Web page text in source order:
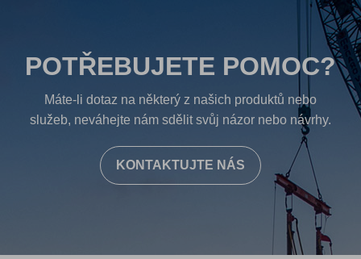
POTŘEBUJETE POMOC?
Máte-li dotaz na některý z našich produktů nebo
služeb, neváhejte nám sdělit svůj názor nebo návrhy.
KONTAKTUJTE NÁS